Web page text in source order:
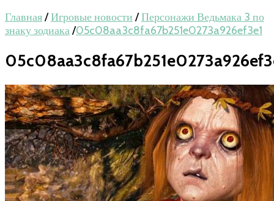
Главная/Игровые новости /Персонажи Ведьмака 3 по
знаку зодиака/05c08aa3c8fa67b251e0273a926ef3e1